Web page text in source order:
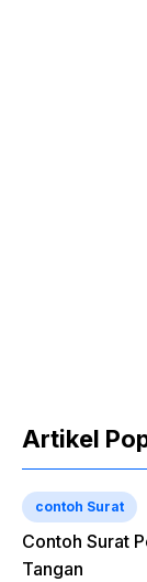
Artikel
contoh Surat
Contoh Surat
Tangan